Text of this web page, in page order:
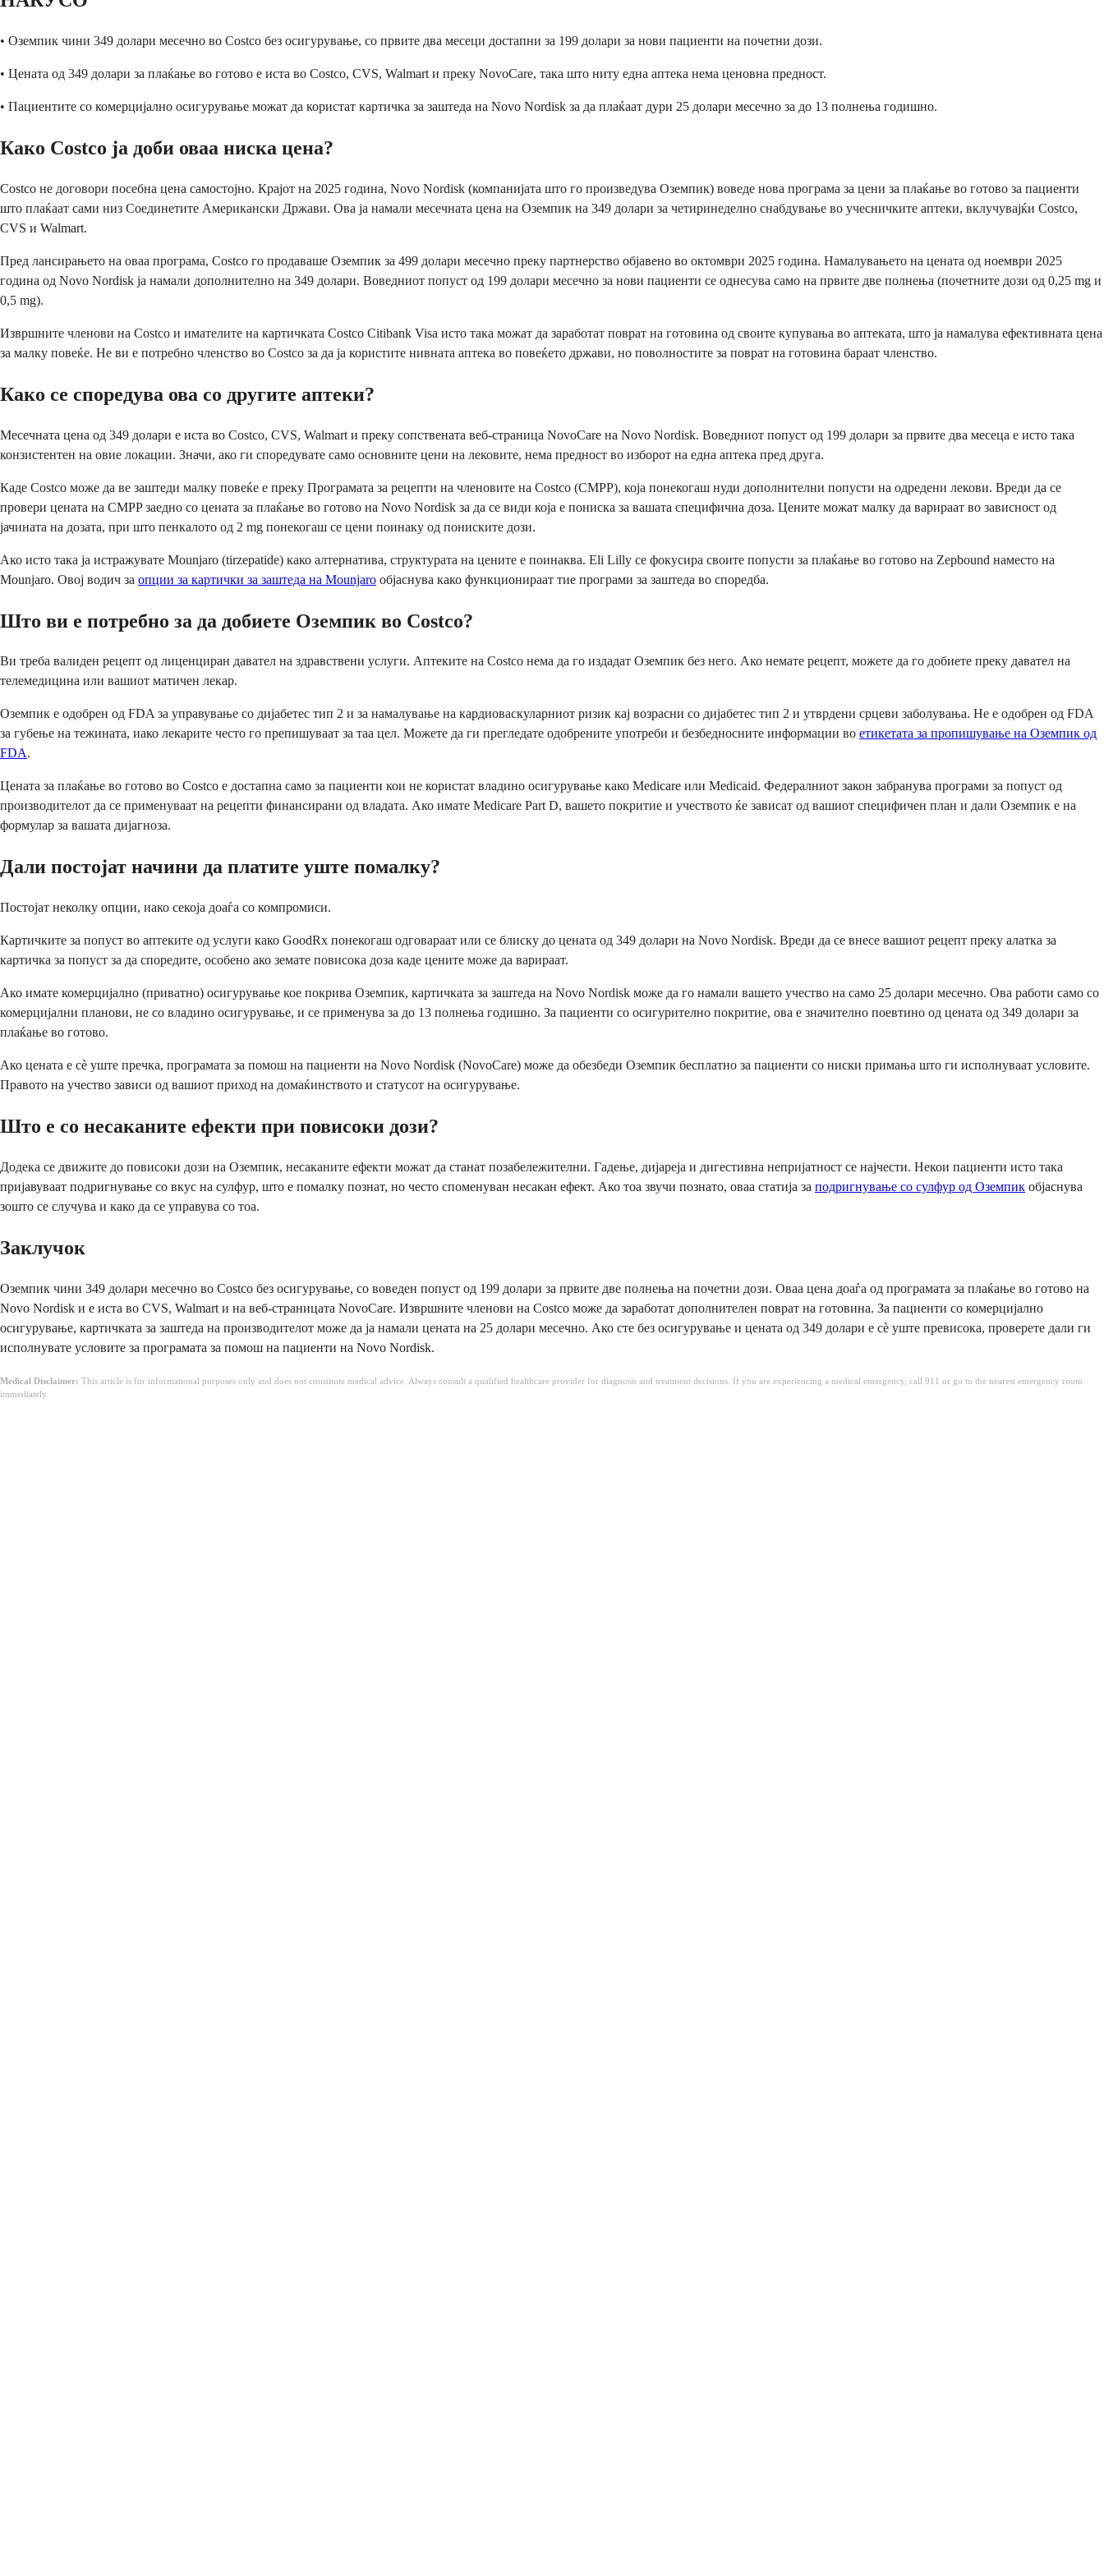
• Оземпик чини 349 долари месечно во Costco без осигурување, со првите два месеци достапни за 199 долари за нови пациенти на почетни дози.
• Цената од 349 долари за плаќање во готово е иста во Costco, CVS, Walmart и преку NovoCare, така што ниту една аптека нема ценовна предност.
• Пациентите со комерцијално осигурување можат да користат картичка за заштеда на Novo Nordisk за да плаќаат дури 25 долари месечно за до 13 полнења годишно.
Како Costco ја доби оваа ниска цена?
Costco не договори посебна цена самостојно. Крајот на 2025 година, Novo Nordisk (компанијата што го произведува Оземпик) воведе нова програма за цени за плаќање во готово за пациенти
што плаќаат сами низ Соединетите Американски Држави. Ова ја намали месечната цена на Оземпик на 349 долари за четиринеделно снабдување во учесничките аптеки, вклучувајќи Costco,
CVS и Walmart.
Пред лансирањето на оваа програма, Costco го продаваше Оземпик за 499 долари месечно преку партнерство објавено во октомври 2025 година. Намалувањето на цената од ноември 2025
година од Novo Nordisk ја намали дополнително на 349 долари. Воведниот попуст од 199 долари месечно за нови пациенти се однесува само на првите две полнења (почетните дози од 0,25 mg и
0,5 mg).
Извршните членови на Costco и имателите на картичката Costco Citibank Visa исто така можат да заработат поврат на готовина од своите купувања во аптеката, што ја намалува ефективната цена
за малку повеќе. Не ви е потребно членство во Costco за да ја користите нивната аптека во повеќето држави, но поволностите за поврат на готовина бараат членство.
Како се споредува ова со другите аптеки?
Месечната цена од 349 долари е иста во Costco, CVS, Walmart и преку сопствената веб-страница NovoCare на Novo Nordisk. Воведниот попуст од 199 долари за првите два месеца е исто така
конзистентен на овие локации. Значи, ако ги споредувате само основните цени на лековите, нема предност во изборот на една аптека пред друга.
Каде Costco може да ве заштеди малку повеќе е преку Програмата за рецепти на членовите на Costco (CMPP), која понекогаш нуди дополнителни попусти на одредени лекови. Вреди да се
провери цената на CMPP заедно со цената за плаќање во готово на Novo Nordisk за да се види која е пониска за вашата специфична доза. Цените можат малку да варираат во зависност од
јачината на дозата, при што пенкалото од 2 mg понекогаш се цени поинаку од пониските дози.
Ако исто така ја истражувате Mounjaro (tirzepatide) како алтернатива, структурата на цените е поинаква. Eli Lilly се фокусира своите попусти за плаќање во готово на Zepbound наместо на
Mounjaro. Овој водич за опции за картички за заштеда на Mounjaro објаснува како функционираат тие програми за заштеда во споредба.
Што ви е потребно за да добиете Оземпик во Costco?
Ви треба валиден рецепт од лиценциран давател на здравствени услуги. Аптеките на Costco нема да го издадат Оземпик без него. Ако немате рецепт, можете да го добиете преку давател на
телемедицина или вашиот матичен лекар.
Оземпик е одобрен од FDA за управување со дијабетес тип 2 и за намалување на кардиоваскуларниот ризик кај возрасни со дијабетес тип 2 и утврдени срцеви заболувања. Не е одобрен од FDA
за губење на тежината, иако лекарите често го препишуваат за таа цел. Можете да ги прегледате одобрените употреби и безбедносните информации во етикетата за пропишување на Оземпик од
FDA.
Цената за плаќање во готово во Costco е достапна само за пациенти кои не користат владино осигурување како Medicare или Medicaid. Федералниот закон забранува програми за попуст од
производителот да се применуваат на рецепти финансирани од владата. Ако имате Medicare Part D, вашето покритие и учеството ќе зависат од вашиот специфичен план и дали Оземпик е на
формулар за вашата дијагноза.
Дали постојат начини да платите уште помалку?
Постојат неколку опции, иако секоја доаѓа со компромиси.
Картичките за попуст во аптеките од услуги како GoodRx понекогаш одговараат или се блиску до цената од 349 долари на Novo Nordisk. Вреди да се внесе вашиот рецепт преку алатка за
картичка за попуст за да споредите, особено ако земате повисока доза каде цените може да варираат.
Ако имате комерцијално (приватно) осигурување кое покрива Оземпик, картичката за заштеда на Novo Nordisk може да го намали вашето учество на само 25 долари месечно. Ова работи само со
комерцијални планови, не со владино осигурување, и се применува за до 13 полнења годишно. За пациенти со осигурително покритие, ова е значително поевтино од цената од 349 долари за
плаќање во готово.
Ако цената е сè уште пречка, програмата за помош на пациенти на Novo Nordisk (NovoCare) може да обезбеди Оземпик бесплатно за пациенти со ниски примања што ги исполнуваат условите.
Правото на учество зависи од вашиот приход на домаќинството и статусот на осигурување.
Што е со несаканите ефекти при повисоки дози?
Додека се движите до повисоки дози на Оземпик, несаканите ефекти можат да станат позабележителни. Гадење, дијареја и дигестивна непријатност се најчести. Некои пациенти исто така
пријавуваат подригнување со вкус на сулфур, што е помалку познат, но често споменуван несакан ефект. Ако тоа звучи познато, оваа статија за подригнување со сулфур од Оземпик објаснува
зошто се случува и како да се управува со тоа.
Заклучок
Оземпик чини 349 долари месечно во Costco без осигурување, со воведен попуст од 199 долари за првите две полнења на почетни дози. Оваа цена доаѓа од програмата за плаќање во готово на
Novo Nordisk и е иста во CVS, Walmart и на веб-страницата NovoCare. Извршните членови на Costco може да заработат дополнителен поврат на готовина. За пациенти со комерцијално
осигурување, картичката за заштеда на производителот може да ја намали цената на 25 долари месечно. Ако сте без осигурување и цената од 349 долари е сè уште превисока, проверете дали ги
исполнувате условите за програмата за помош на пациенти на Novo Nordisk.
Medical Disclaimer: This article is for informational purposes only and does not constitute medical advice. Always consult a qualified healthcare provider for diagnosis and treatment decisions. If you are experiencing a medical emergency, call 911 or go to the nearest emergency room
immediately.